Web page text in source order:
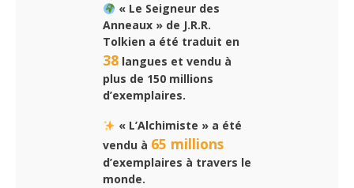
« Le Seigneur des
Anneaux » de J.R.R.
Tolkien a été traduit en
38 langues et vendu à
plus de 150 millions
d’exemplaires.
« L’Alchimiste » a été
vendu à 65 millions
d’exemplaires à travers le
monde.